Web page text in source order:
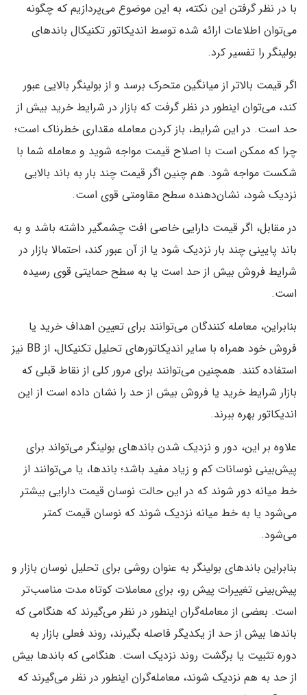
با در نظر گرفتن این نکته، به این موضوع می‌پردازیم که چگونه
می‌توان اطلاعات ارائه شده توسط اندیکاتور تکنیکال باندهای
بولینگر را تفسیر کرد.
اگر قیمت بالاتر از میانگین متحرک برسد و از بولینگر بالایی عبور
کند، می‌توان اینطور در نظر گرفت که بازار در شرایط خرید بیش از
حد است. در این شرایط، باز کردن معامله مقداری خطرناک است؛
چرا که ممکن است با اصلاح قیمت مواجه شوید و معامله شما با
شکست مواجه شود. هم چنین اگر قیمت چند بار به باند بالایی
نزدیک شود، نشان‌دهنده سطح مقاومتی قوی است.
در مقابل، اگر قیمت دارایی خاصی افت چشمگیر داشته باشد و به
باند پایینی چند بار نزدیک شود یا از آن عبور کند، احتمالا بازار در
شرایط فروش بیش از حد است یا به سطح حمایتی قوی رسیده
است.
بنابراین، معامله کنندگان می‌توانند برای تعیین اهداف خرید یا
فروش خود همراه با سایر اندیکاتورهای تحلیل تکنیکال، از BB نیز
استفاده کنند. همچنین می‌توانند برای مرور کلی از نقاط قبلی که
بازار شرایط خرید یا فروش بیش از حد را نشان داده است از این
اندیکاتور بهره ببرند.
علاوه بر این، دور و نزدیک شدن باندهای بولینگر می‌تواند برای
پیش‌بینی نوسانات کم و زیاد مفید باشد؛ باندها، یا می‌توانند از
خط میانه دور شوند که در این حالت نوسان قیمت دارایی بیشتر
می‌شود یا به خط میانه نزدیک شوند که نوسان قیمت کمتر
می‌شود.
بنابراین باندهای بولینگر به عنوان روشی برای تحلیل نوسان بازار و
پیش‌بینی تغییرات پیش رو، برای معاملات کوتاه مدت مناسب‌تر
است. بعضی از معامله‌گران اینطور در نظر می‌گیرند که هنگامی که
باندها بیش از حد از یکدیگر فاصله بگیرند، روند فعلی بازار به
دوره تثبیت یا برگشت روند نزدیک است. هنگامی که باندها بیش
از حد به هم نزدیک شوند، معامله‌گران اینطور در نظر می‌گیرند که